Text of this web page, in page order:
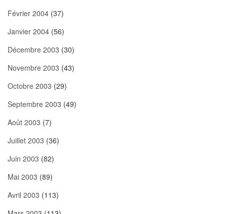
Février 2004 (37)
Janvier 2004 (56)
Décembre 2003 (30)
Novembre 2003 (43)
Octobre 2003 (29)
Septembre 2003 (49)
Août 2003 (7)
Juillet 2003 (36)
Juin 2003 (82)
Mai 2003 (89)
Avril 2003 (113)